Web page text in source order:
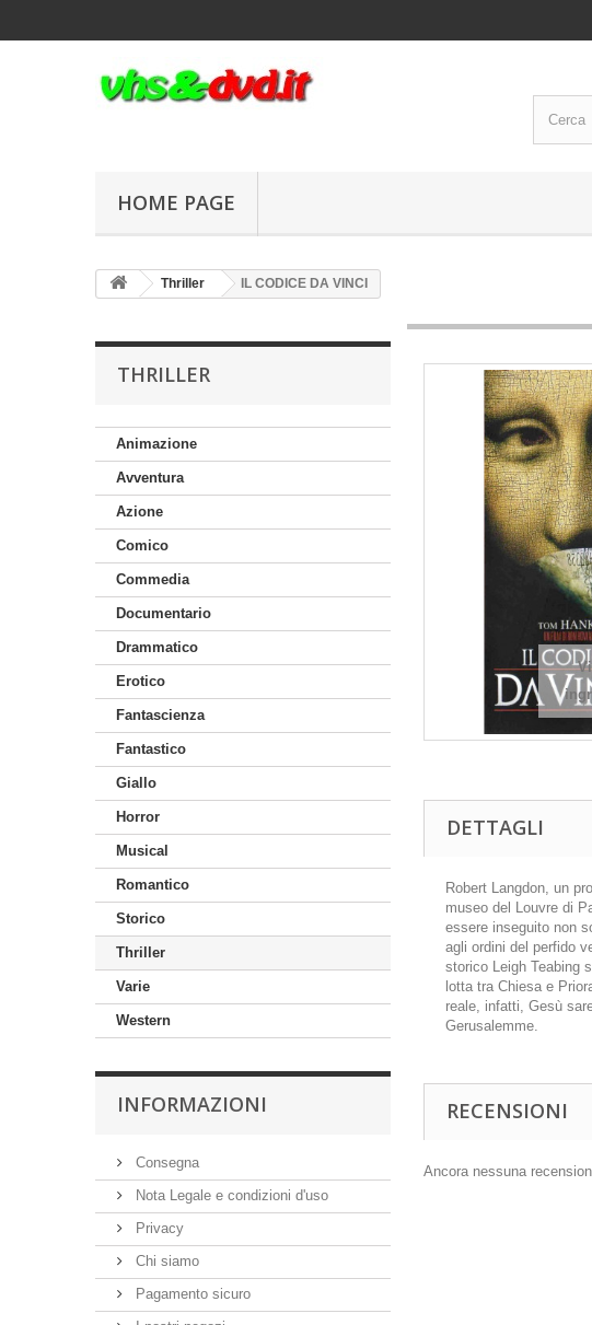
HOME PAGE
Thriller IL CODICE DA VINCI
THRILLER
Animazione
Avventura
Azione
Comico
Commedia
Documentario
Drammatico
Erotico
Fantascienza
Fantastico
Giallo
Horror
Musical
Romantico
Storico
Thriller
Varie
Western
INFORMAZIONI
Consegna
Nota Legale e condizioni d'uso
Privacy
Chi siamo
Pagamento sicuro
DETTAGLI
Robert Langdon, un
museo del Louvre di
essere inseguito non
agli ordini del perfido
storico Leigh Teabing
lotta tra Chiesa e
reale, infatti, Gesù
Gerusalemme.
RECENSIONI
Ancora nessuna